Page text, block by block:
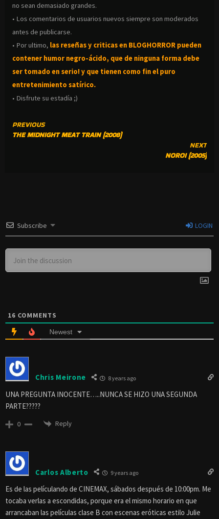
no sean demasiado grandes.
• Los comentarios de usuarios nuevos siempre son moderados
antes de publicarse.
• Por ultimo, las reseñas y criticas en BLOGHORROR pueden
contener humor negro-ácido, que de ninguna forma debe
ser tomado en serio! y que tienen como fin el puro
entretenimiento satírico.
• Disfrute su estadía ;)
CONTINUE
READING
PREVIOUS
THE MIDNIGHT MEAT TRAIN (2008)
NEXT
NOROI (2005)
Subscribe LOGIN
16 COMMENTS
Newest
Chris Meirone 8 years ago
UNA PREGUNTA INOCENTE…..NUNCA SE HIZO UNA SEGUNDA
PARTE?????
0 Reply
Carlos Alberto 9 years ago
Es de las películando de CINEMAX, sábados después de 10:00pm. Me
tocaba verlas a escondidas, porque era el mismo horario en que
arrancaban las películas clase B con escenas eróticas estilo Julie